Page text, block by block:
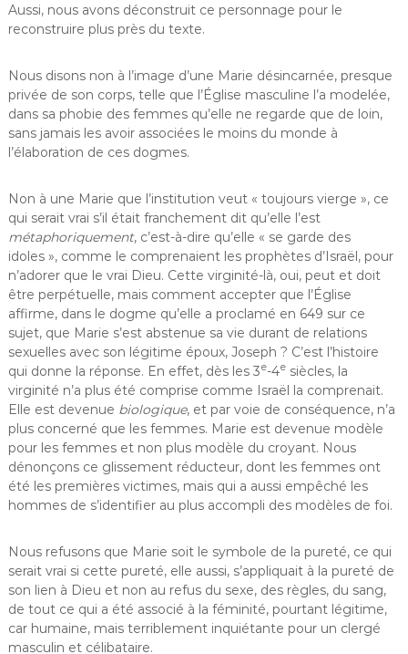
Aussi, nous avons déconstruit ce personnage pour le
reconstruire plus près du texte.
Nous disons non à l’image d’une Marie désincarnée, presque
privée de son corps, telle que l’Église masculine l’a modelée,
dans sa phobie des femmes qu’elle ne regarde que de loin,
sans jamais les avoir associées le moins du monde à
l’élaboration de ces dogmes.
Non à une Marie que l’institution veut « toujours vierge », ce
qui serait vrai s’il était franchement dit qu’elle l’est
métaphoriquement, c’est-à-dire qu’elle « se garde des
idoles », comme le comprenaient les prophètes d’Israël, pour
n’adorer que le vrai Dieu. Cette virginité-là, oui, peut et doit
être perpétuelle, mais comment accepter que l’Église
affirme, dans le dogme qu’elle a proclamé en 649 sur ce
sujet, que Marie s’est abstenue sa vie durant de relations
sexuelles avec son légitime époux, Joseph ? C’est l’histoire
qui donne la réponse. En effet, dès les 3e-4esiècles, la
virginité n’a plus été comprise comme Israël la comprenait.
Elle est devenue biologique, et par voie de conséquence, n’a
plus concerné que les femmes. Marie est devenue modèle
pour les femmes et non plus modèle du croyant. Nous
dénonçons ce glissement réducteur, dont les femmes ont
été les premières victimes, mais qui a aussi empêché les
hommes de s’identifier au plus accompli des modèles de foi.
Nous refusons que Marie soit le symbole de la pureté, ce qui
serait vrai si cette pureté, elle aussi, s’appliquait à la pureté de
son lien à Dieu et non au refus du sexe, des règles, du sang,
de tout ce qui a été associé à la féminité, pourtant légitime,
car humaine, mais terriblement inquiétante pour un clergé
masculin et célibataire.